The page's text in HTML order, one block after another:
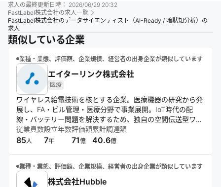
求人の最終更新日時： 2026/06/29 20:32
FastLabel株式会社の求人一覧
FastLabel株式会社のデータサイエンティスト（AI-Ready / 暗黙知分析）の
求人
類似している企業
業種・業態、評価額、企業規模、経営者の出身企業が類似しています
エイターリンク株式会社
医療
ワイヤレス給電技術を核とする企業。医療機器の研究から発
展し、FA・ビル管理・医療分野で事業展開。IoT時代の配
線・バッテリー問題を解決するため、独自の空間伝送型ワイ
ヤレス給電ソリューション「AirPlug™」を開発。IoE社会実現
に向け、様々なデバイスのワイヤレス化を推進している。
従業員数
85人
設立年数
7年
評価額
71億
累計調達額
40.6億
業種・業態、評価額、企業規模、経営者の出身企業が類似しています
株式会社Hubble